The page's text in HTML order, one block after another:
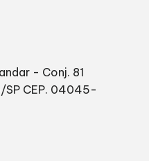
- Conj. 81
SP CEP. 04045-